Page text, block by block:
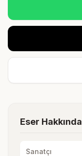
Eser Hakkında
Sanatçı